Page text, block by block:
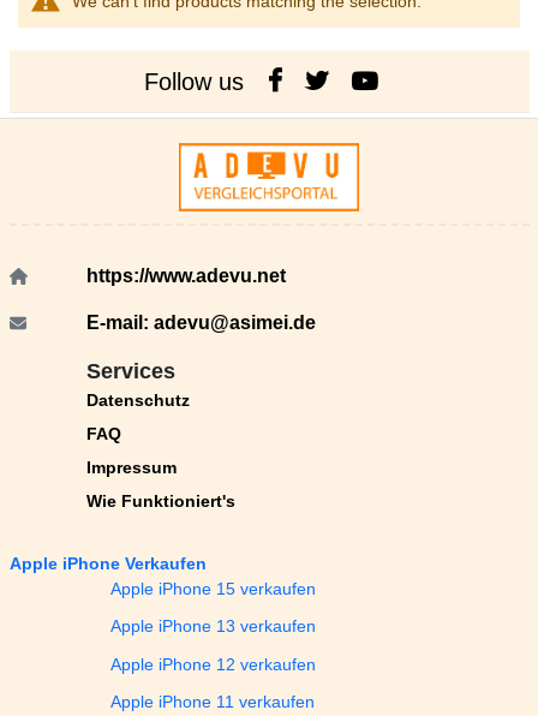
Follow us
https://www.adevu.net
E-mail:adevu@asimei.de
Services
Datenschutz
FAQ
Impressum
Wie Funktioniert's
Apple iPhone Verkaufen
Apple iPhone 15 verkaufen
Apple iPhone 13 verkaufen
Apple iPhone 12 verkaufen
Apple iPhone 11 verkaufen